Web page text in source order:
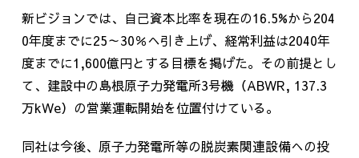
新ビジョンでは、自己資本比率を現在の16.5%から204
0年度までに25～30％へ引き上げ、経常利益は2040年
度までに1,600億円とする目標を掲げた。その前提とし
て、建設中の島根原子力発電所3号機（ABWR, 137.3
万kWe）の営業運転開始を位置付けている。
同社は今後、原子力発電所等の脱炭素関連設備への投